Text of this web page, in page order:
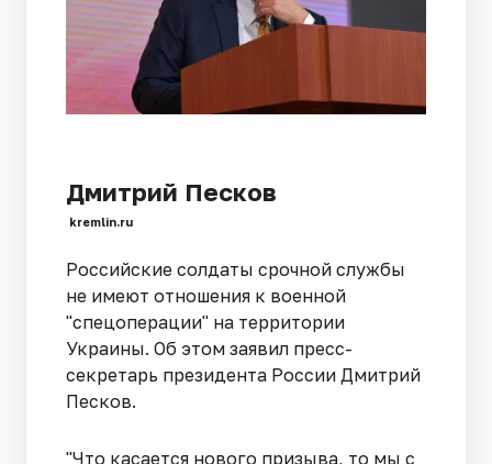
Дмитрий Песков
kremlin.ru
Российские солдаты срочной службы
не имеют отношения к военной
"спецоперации" на территории
Украины. Об этом заявил пресс-
секретарь президента России Дмитрий
Песков.
"Что касается нового призыва, то мы с